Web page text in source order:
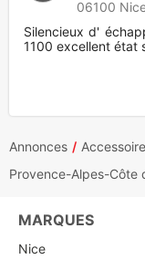
06100
Silencieux d'
1100 excellent état
Annonces
Provence-Alpes-Côte
MARQUES
Nice